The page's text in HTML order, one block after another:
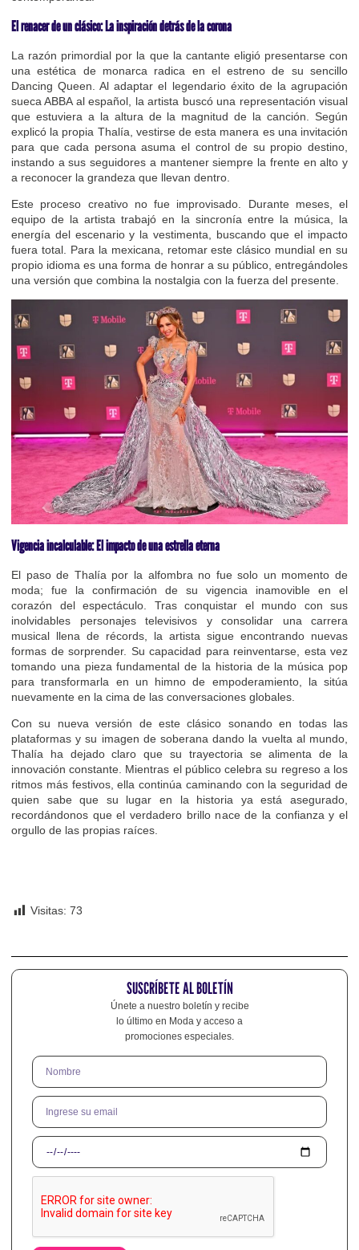
El renacer de un clásico: La inspiración detrás de la corona
La razón primordial por la que la cantante eligió presentarse con
una estética de monarca radica en el estreno de su sencillo
Dancing Queen. Al adaptar el legendario éxito de la agrupación
sueca ABBA al español, la artista buscó una representación visual
que estuviera a la altura de la magnitud de la canción. Según
explicó la propia Thalía, vestirse de esta manera es una invitación
para que cada persona asuma el control de su propio destino,
instando a sus seguidores a mantener siempre la frente en alto y
a reconocer la grandeza que llevan dentro.
Este proceso creativo no fue improvisado. Durante meses, el
equipo de la artista trabajó en la sincronía entre la música, la
energía del escenario y la vestimenta, buscando que el impacto
fuera total. Para la mexicana, retomar este clásico mundial en su
propio idioma es una forma de honrar a su público, entregándoles
una versión que combina la nostalgia con la fuerza del presente.
Vigencia incalculable: El impacto de una estrella eterna
El paso de Thalía por la alfombra no fue solo un momento de
moda; fue la confirmación de su vigencia inamovible en el
corazón del espectáculo. Tras conquistar el mundo con sus
inolvidables personajes televisivos y consolidar una carrera
musical llena de récords, la artista sigue encontrando nuevas
formas de sorprender. Su capacidad para reinventarse, esta vez
tomando una pieza fundamental de la historia de la música pop
para transformarla en un himno de empoderamiento, la sitúa
nuevamente en la cima de las conversaciones globales.
Con su nueva versión de este clásico sonando en todas las
plataformas y su imagen de soberana dando la vuelta al mundo,
Thalía ha dejado claro que su trayectoria se alimenta de la
innovación constante. Mientras el público celebra su regreso a los
ritmos más festivos, ella continúa caminando con la seguridad de
quien sabe que su lugar en la historia ya está asegurado,
recordándonos que el verdadero brillo nace de la confianza y el
orgullo de las propias raíces.
Visitas: 73
SUSCRÍBETE AL BOLETÍN
Únete a nuestro boletín y recibe
lo último en Moda y acceso a
promociones especiales.